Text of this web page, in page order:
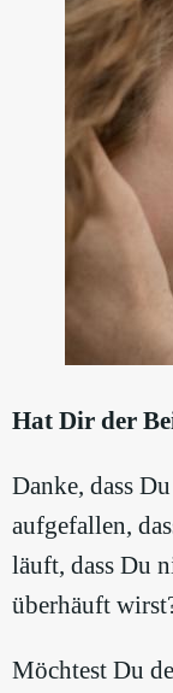
Hat Dir der
Danke, dass
aufgefallen,
läuft, dass Du
überhäuft
Möchtest Du